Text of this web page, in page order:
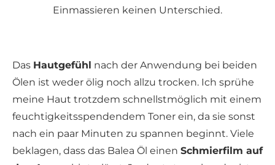
Einmassieren keinen Unterschied.
Das Hautgefühl nach der Anwendung bei beiden
Ölen ist weder ölig noch allzu trocken. Ich sprühe
meine Haut trotzdem schnellstmöglich mit einem
feuchtigkeitsspendendem Toner ein, da sie sonst
nach ein paar Minuten zu spannen beginnt. Viele
beklagen, dass das Balea Öl einen Schmierfilm auf